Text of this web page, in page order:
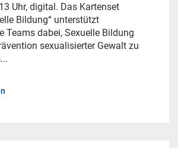
Uhr, digital. Das Kartenset
Bildung“ unterstützt
Teams dabei, Sexuelle Bildung
sexualisierter Gewalt zu